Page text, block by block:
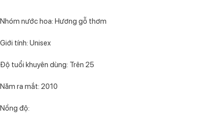
Nhóm nước hoa: Hương gỗ thơm
Giới tính: Unisex
Độ tuổi khuyên dùng: Trên 25
Năm ra mắt: 2010
Nồng độ: